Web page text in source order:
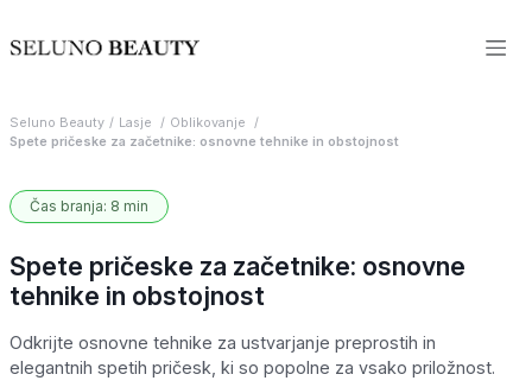
Seluno Beauty Lasje
Oblikovanje
Spete pričeske za začetnike: osnovne tehnike in obstojnost
Čas branja: 8 min
Spete pričeske za začetnike: osnovne
tehnike in obstojnost
Odkrijte osnovne tehnike za ustvarjanje preprostih in
elegantnih spetih pričesk, ki so popolne za vsako priložnost.